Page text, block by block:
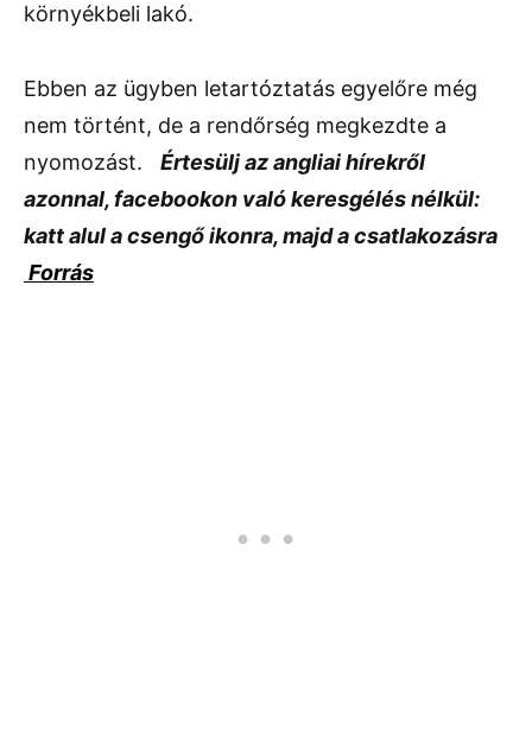
környékbeli lakó.
Ebben az ügyben letartóztatás egyelőre még
nem történt, de a rendőrség megkezdte a
nyomozást. Értesülj az angliai hírekről
azonnal, facebookon való keresgélés nélkül:
katt alul a csengő ikonra, majd a csatlakozásra
Forrás